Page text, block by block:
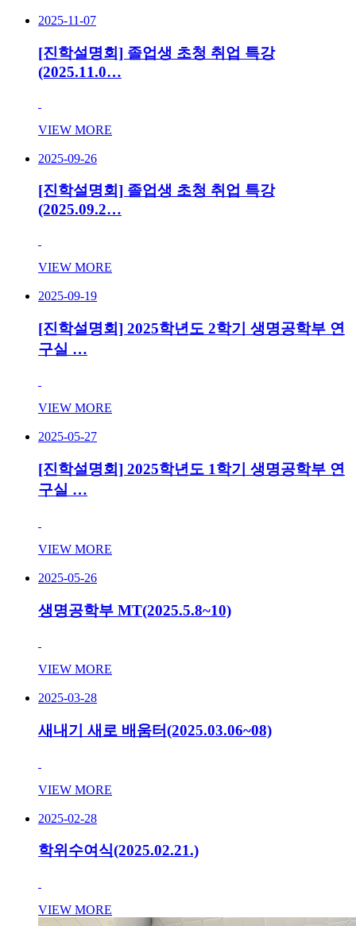
2025-11-07
[진학설명회] 졸업생 초청 취업 특강
(2025.11.0…
VIEW MORE
2025-09-26
[진학설명회] 졸업생 초청 취업 특강
(2025.09.2…
VIEW MORE
2025-09-19
[진학설명회] 2025학년도 2학기 생명공학부 연
구실 …
VIEW MORE
2025-05-27
[진학설명회] 2025학년도 1학기 생명공학부 연
구실 …
VIEW MORE
2025-05-26
생명공학부 MT(2025.5.8~10)
VIEW MORE
2025-03-28
새내기 새로 배움터(2025.03.06~08)
VIEW MORE
2025-02-28
학위수여식(2025.02.21.)
VIEW MORE